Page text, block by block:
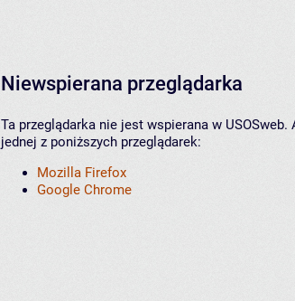
Niewspierana przeglądarka
Ta przeglądarka nie jest wspierana w
jednej z poniższych przeglądarek:
Mozilla Firefox
Google Chrome